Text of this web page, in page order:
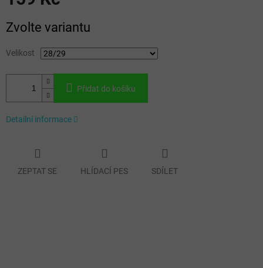
cena:
Zvolte variantu
Velikost
Přidat do košíku
Detailní informace
ZEPTAT SE HLÍDACÍ PES SDÍLET